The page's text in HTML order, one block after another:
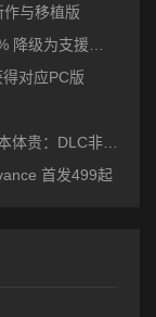
与移植版
为支援工作室
对应PC版
贵：DLC非必须
首发499起